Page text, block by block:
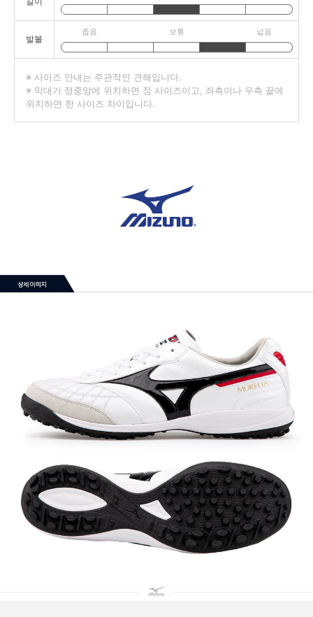
발볼
좁음 보통 넓음
※ 사이즈 안내는 주관적인 견해입니다.
※ 막대가 정중앙에 위치하면 정 사이즈이고, 좌측이나 우측 끝에
위치하면 한 사이즈 차이입니다.